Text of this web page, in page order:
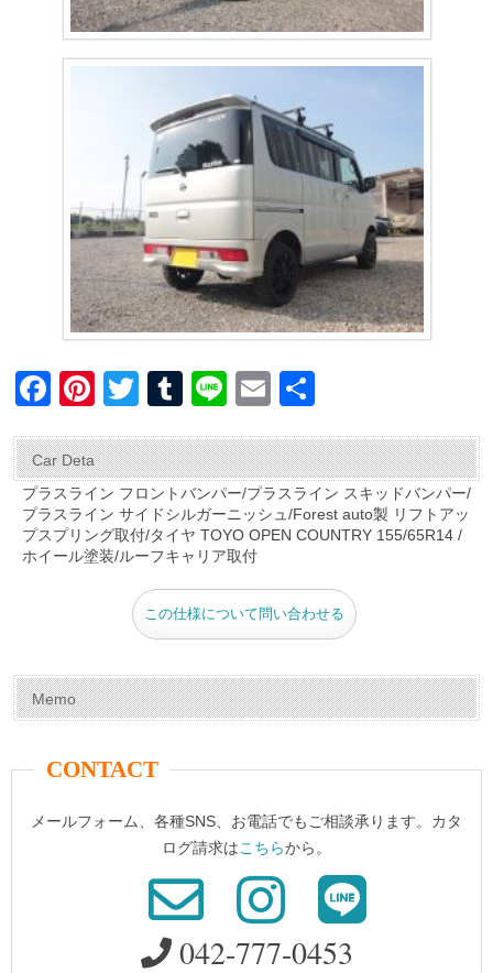
F
c
e
b
o
Pi
er
e
st
T
tt
er
T
m
bl
r
Li
e
E
ail
Car Deta
プラスライン フロントバンパー/プラスライン スキッドバンパー/
プラスライン サイドシルガーニッシュ/Forest auto製 リフトアッ
プスプリング取付/タイヤ TOYO OPEN COUNTRY 155/65R14 /
ホイール塗装/ルーフキャリア取付
この仕様について問い合わせる
Memo
CONTACT
メールフォーム、各種SNS、お電話でもご相談承ります。カタ
ログ請求はこちらから。
042-777-0453